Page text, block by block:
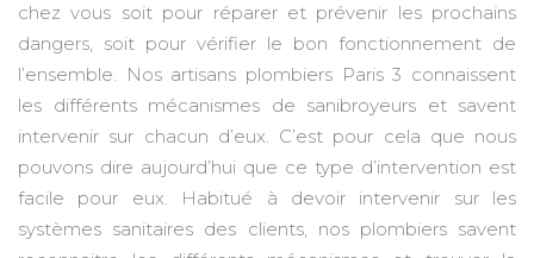
chez vous soit pour réparer et prévenir les prochains
dangers, soit pour vérifier le bon fonctionnement de
l’ensemble. Nos artisans plombiers Paris 3 connaissent
les différents mécanismes de sanibroyeurs et savent
intervenir sur chacun d’eux. C’est pour cela que nous
pouvons dire aujourd’hui que ce type d’intervention est
facile pour eux. Habitué à devoir intervenir sur les
systèmes sanitaires des clients, nos plombiers savent